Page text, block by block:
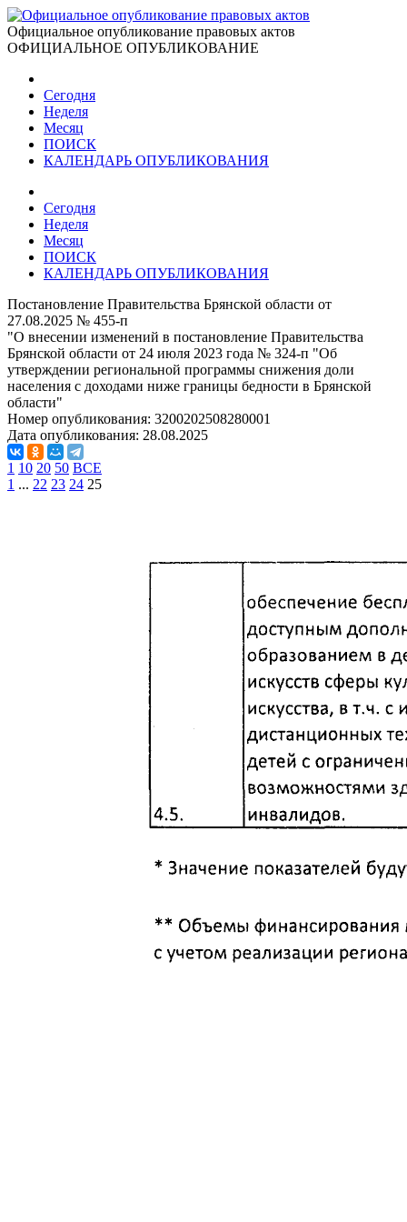
Официальное опубликование правовых актов
ОФИЦИАЛЬНОЕ ОПУБЛИКОВАНИЕ
Сегодня
Неделя
Месяц
ПОИСК
КАЛЕНДАРЬ ОПУБЛИКОВАНИЯ
Сегодня
Неделя
Месяц
ПОИСК
КАЛЕНДАРЬ ОПУБЛИКОВАНИЯ
Постановление Правительства Брянской области от
27.08.2025 № 455-п
"О внесении изменений в постановление Правительства
Брянской области от 24 июля 2023 года № 324-п "Об
утверждении региональной программы снижения доли
населения с доходами ниже границы бедности в Брянской
области"
Номер опубликования: 3200202508280001
Дата опубликования: 28.08.2025
1 10 20 50 ВСЕ
1 ... 22 23 24 25